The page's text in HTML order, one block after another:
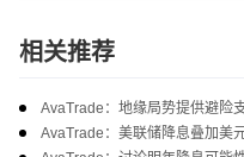
相关推荐
AvaTrade：地缘局势提供避险
AvaTrade：美联储降息叠加美